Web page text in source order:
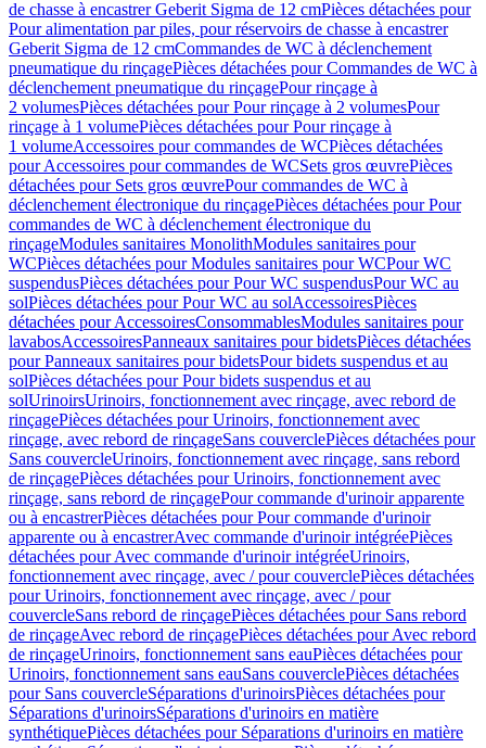
de chasse à encastrer Geberit Sigma de 12 cmPièces détachées pour
Pour alimentation par piles, pour réservoirs de chasse à encastrer
Geberit Sigma de 12 cmCommandes de WC à déclenchement
pneumatique du rinçagePièces détachées pour Commandes de WC à
déclenchement pneumatique du rinçagePour rinçage à
2 volumesPièces détachées pour Pour rinçage à 2 volumesPour
rinçage à 1 volumePièces détachées pour Pour rinçage à
1 volumeAccessoires pour commandes de WCPièces détachées
pour Accessoires pour commandes de WCSets gros œuvrePièces
détachées pour Sets gros œuvrePour commandes de WC à
déclenchement électronique du rinçagePièces détachées pour Pour
commandes de WC à déclenchement électronique du
rinçageModules sanitaires MonolithModules sanitaires pour
WCPièces détachées pour Modules sanitaires pour WCPour WC
suspendusPièces détachées pour Pour WC suspendusPour WC au
solPièces détachées pour Pour WC au solAccessoiresPièces
détachées pour AccessoiresConsommablesModules sanitaires pour
lavabosAccessoiresPanneaux sanitaires pour bidetsPièces détachées
pour Panneaux sanitaires pour bidetsPour bidets suspendus et au
solPièces détachées pour Pour bidets suspendus et au
solUrinoirsUrinoirs, fonctionnement avec rinçage, avec rebord de
rinçagePièces détachées pour Urinoirs, fonctionnement avec
rinçage, avec rebord de rinçageSans couverclePièces détachées pour
Sans couvercleUrinoirs, fonctionnement avec rinçage, sans rebord
de rinçagePièces détachées pour Urinoirs, fonctionnement avec
rinçage, sans rebord de rinçagePour commande d'urinoir apparente
ou à encastrerPièces détachées pour Pour commande d'urinoir
apparente ou à encastrerAvec commande d'urinoir intégréePièces
détachées pour Avec commande d'urinoir intégréeUrinoirs,
fonctionnement avec rinçage, avec / pour couverclePièces détachées
pour Urinoirs, fonctionnement avec rinçage, avec / pour
couvercleSans rebord de rinçagePièces détachées pour Sans rebord
de rinçageAvec rebord de rinçagePièces détachées pour Avec rebord
de rinçageUrinoirs, fonctionnement sans eauPièces détachées pour
Urinoirs, fonctionnement sans eauSans couverclePièces détachées
pour Sans couvercleSéparations d'urinoirsPièces détachées pour
Séparations d'urinoirsSéparations d'urinoirs en matière
synthétiquePièces détachées pour Séparations d'urinoirs en matière